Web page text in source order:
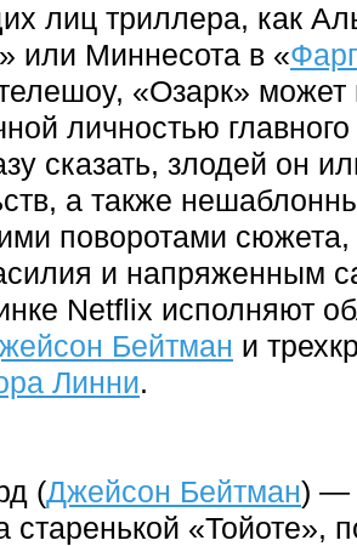
лиц триллера, как
» или Миннесота в «
«Озарк» может
личностью главного
сказать, злодей он
а также
поворотами
и напряженным
Netflix исполняют
Бейтман и
Линни.
(Джейсон Бейтман) —
старенькой «Тойоте»,